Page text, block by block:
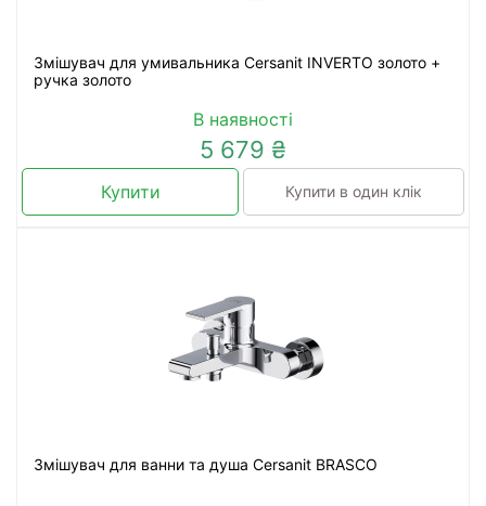
Змішувач для умивальника Cersanit INVERTO золото +
ручка золото
В наявності
5 679 ₴
Купити Купити в один клік
Змішувач для ванни та душа Cersanit BRASCO